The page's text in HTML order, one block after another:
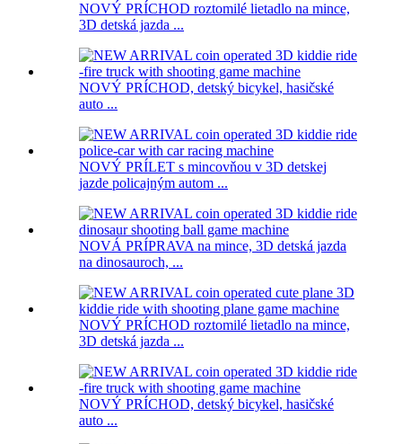
NOVÝ PRÍCHOD roztomilé lietadlo na mince,
3D detská jazda ...
NOVÝ PRÍCHOD, detský bicykel, hasičské
auto ...
NOVÝ PRÍLET s mincovňou v 3D detskej
jazde policajným autom ...
NOVÁ PRÍPRAVA na mince, 3D detská jazda
na dinosauroch, ...
NOVÝ PRÍCHOD roztomilé lietadlo na mince,
3D detská jazda ...
NOVÝ PRÍCHOD, detský bicykel, hasičské
auto ...